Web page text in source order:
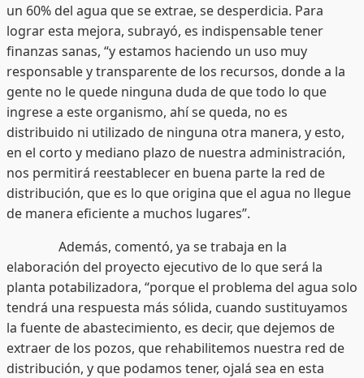
un 60% del agua que se extrae, se desperdicia. Para
lograr esta mejora, subrayó, es indispensable tener
finanzas sanas, “y estamos haciendo un uso muy
responsable y transparente de los recursos, donde a la
gente no le quede ninguna duda de que todo lo que
ingrese a este organismo, ahí se queda, no es
distribuido ni utilizado de ninguna otra manera, y esto,
en el corto y mediano plazo de nuestra administración,
nos permitirá reestablecer en buena parte la red de
distribución, que es lo que origina que el agua no llegue
de manera eficiente a muchos lugares”.
Además, comentó, ya se trabaja en la
elaboración del proyecto ejecutivo de lo que será la
planta potabilizadora, “porque el problema del agua solo
tendrá una respuesta más sólida, cuando sustituyamos
la fuente de abastecimiento, es decir, que dejemos de
extraer de los pozos, que rehabilitemos nuestra red de
distribución, y que podamos tener, ojalá sea en esta